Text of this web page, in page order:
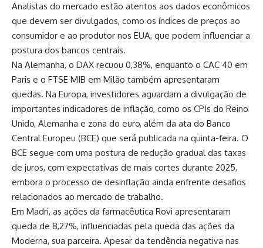
Analistas do mercado estão atentos aos dados econômicos
que devem ser divulgados, como os índices de preços ao
consumidor e ao produtor nos EUA, que podem influenciar a
postura dos bancos centrais.
Na Alemanha, o DAX recuou 0,38%, enquanto o CAC 40 em
Paris e o FTSE MIB em Milão também apresentaram
quedas. Na Europa, investidores aguardam a divulgação de
importantes indicadores de inflação, como os CPIs do Reino
Unido, Alemanha e zona do euro, além da ata do Banco
Central Europeu (BCE) que será publicada na quinta-feira. O
BCE segue com uma postura de redução gradual das taxas
de juros, com expectativas de mais cortes durante 2025,
embora o processo de desinflação ainda enfrente desafios
relacionados ao mercado de trabalho.
Em Madri, as ações da farmacêutica Rovi apresentaram
queda de 8,27%, influenciadas pela queda das ações da
Moderna, sua parceira. Apesar da tendência negativa nas